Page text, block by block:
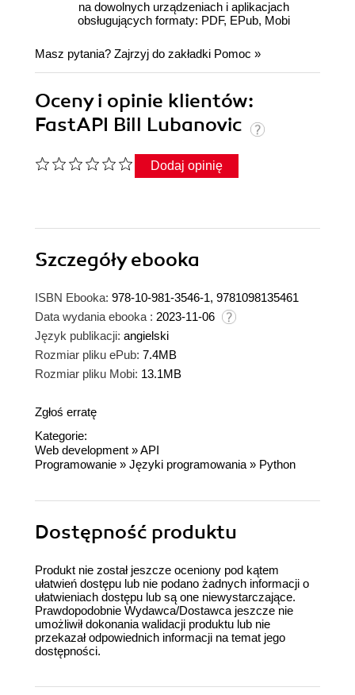
na dowolnych urządzeniach i aplikacjach
obsługujących formaty: PDF, EPub, Mobi
Masz pytania? Zajrzyj do zakładki Pomoc »
Oceny i opinie klientów:
FastAPI Bill Lubanovic
Dodaj opinię
Szczegółyebooka
ISBN Ebooka: 978-10-981-3546-1, 9781098135461
Data wydania ebooka : 2023-11-06
Język publikacji: angielski
Rozmiar pliku ePub: 7.4MB
Rozmiar pliku Mobi: 13.1MB
Zgłoś erratę
Kategorie:
Web development »API
Programowanie » Języki programowania » Python
Dostępność produktu
Produkt nie został jeszcze oceniony pod kątem
ułatwień dostępu lub nie podano żadnych informacji o
ułatwieniach dostępu lub są one niewystarczające.
Prawdopodobnie Wydawca/Dostawca jeszcze nie
umożliwił dokonania walidacji produktu lub nie
przekazał odpowiednich informacji na temat jego
dostępności.